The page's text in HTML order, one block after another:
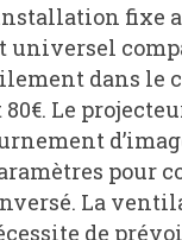
fixe
universel
dans le
80€. Le
pour
La
de